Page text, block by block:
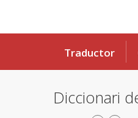
Traductor
Diccionari